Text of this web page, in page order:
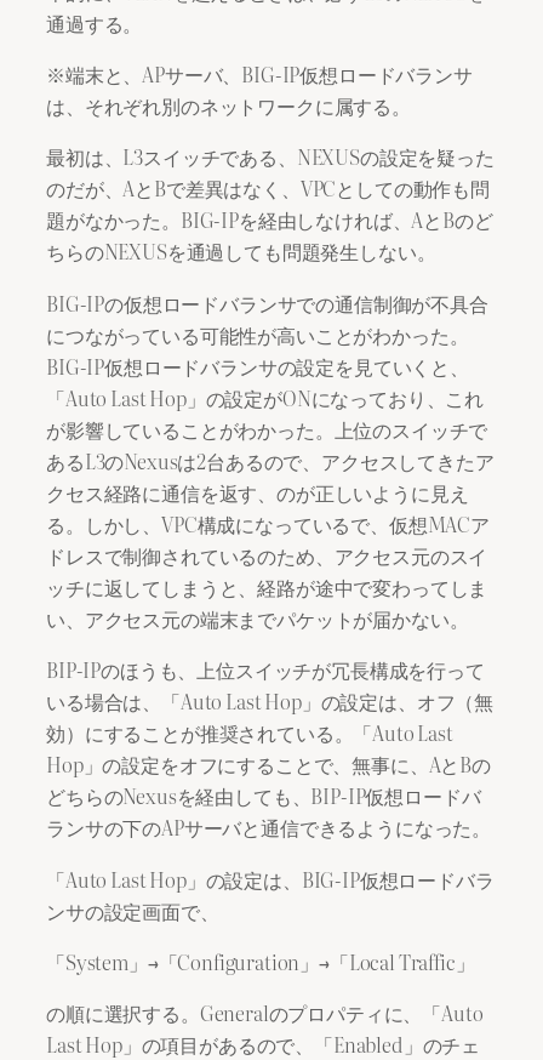
通過する。
※端末と、APサーバ、BIG-IP仮想ロードバランサ
は、それぞれ別のネットワークに属する。
最初は、L3スイッチである、NEXUSの設定を疑った
のだが、AとBで差異はなく、VPCとしての動作も問
題がなかった。BIG-IPを経由しなければ、AとBのど
ちらのNEXUSを通過しても問題発生しない。
BIG-IPの仮想ロードバランサでの通信制御が不具合
につながっている可能性が高いことがわかった。
BIG-IP仮想ロードバランサの設定を見ていくと、
「Auto Last Hop」の設定がONになっており、これ
が影響していることがわかった。上位のスイッチで
あるL3のNexusは2台あるので、アクセスしてきたア
クセス経路に通信を返す、のが正しいように見え
る。しかし、VPC構成になっているで、仮想MACア
ドレスで制御されているのため、アクセス元のスイ
ッチに返してしまうと、経路が途中で変わってしま
い、アクセス元の端末までパケットが届かない。
BIP-IPのほうも、上位スイッチが冗長構成を行って
いる場合は、「Auto Last Hop」の設定は、オフ（無
効）にすることが推奨されている。「Auto Last
Hop」の設定をオフにすることで、無事に、AとBの
どちらのNexusを経由しても、BIP-IP仮想ロードバ
ランサの下のAPサーバと通信できるようになった。
「Auto Last Hop」の設定は、BIG-IP仮想ロードバラ
ンサの設定画面で、
「System」→「Configuration」→「Local Traffic」
の順に選択する。Generalのプロパティに、「Auto
Last Hop」の項目があるので、「Enabled」のチェ